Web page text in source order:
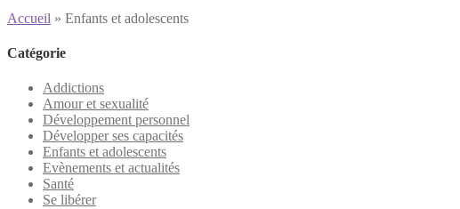
Accueil » Enfants et adolescents
Catégorie
Addictions
Amour et sexualité
Développement personnel
Développer ses capacités
Enfants et adolescents
Evènements et actualités
Santé
Se libérer